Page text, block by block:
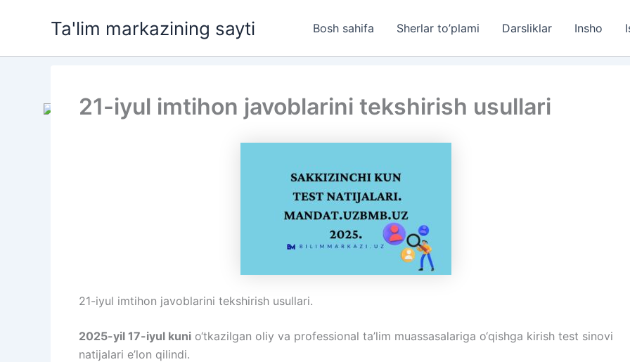
Ta'lim markazining sayti Bosh sahifa Sherlar to’plami Darsliklar Insho
21-iyul imtihon javoblarini tekshirish usullari
21-iyul imtihon javoblarini tekshirish usullari.
2025-yil 17-iyul kuni o‘tkazilgan oliy va professional ta’lim muassasalariga o‘qishga kirish test sinovi
natijalari e’lon qilindi.